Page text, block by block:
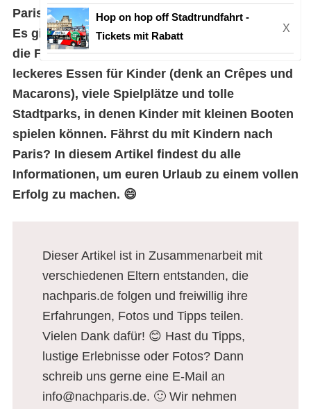
Hop on hop off Stadtrundfahrt -
Tickets mit Rabatt
X
Paris ist eine wirklich kinderfreundliche Stadt.
Es gibt wunderschöne Sehenswürdigkeiten, die
die Fantasie anregen, spannende Museen,
leckeres Essen für Kinder (denk an Crêpes und
Macarons), viele Spielplätze und tolle
Stadtparks, in denen Kinder mit kleinen Booten
spielen können. Fährst du mit Kindern nach
Paris? In diesem Artikel findest du alle
Informationen, um euren Urlaub zu einem vollen
Erfolg zu machen. 😄
Dieser Artikel ist in Zusammenarbeit mit
verschiedenen Eltern entstanden, die
nachparis.de folgen und freiwillig ihre
Erfahrungen, Fotos und Tipps teilen.
Vielen Dank dafür! 😊 Hast du Tipps,
lustige Erlebnisse oder Fotos? Dann
schreib uns gerne eine E-Mail an
info@nachparis.de. 🙂 Wir nehmen